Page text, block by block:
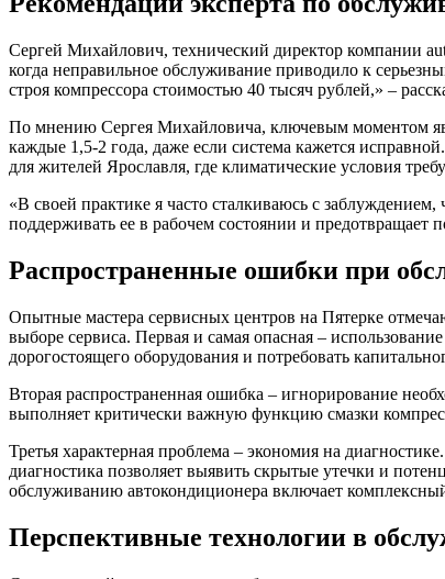
Сергей Михайлович, технический директор компании
когда неправильное обслуживание приводило к
строя компрессора стоимостью 40 тысяч рублей,» –
По мнению Сергея Михайловича, ключевым моментом
каждые 1,5-2 года, даже если система кажется
для жителей Ярославля, где климатические условия
«В своей практике я часто сталкиваюсь с
поддерживать ее в рабочем состоянии и предотвращает
Распространенные ошибки при
Опытные мастера сервисных центров на Пятерке
выборе сервиса. Первая и самая опасная –
дорогостоящего оборудования и потребовать
Вторая распространенная ошибка – игнорирование
выполняет критически важную функцию смазки
Третья характерная проблема – экономия на
диагностика позволяет выявить скрытые утечки и
обслуживанию автокондиционера включает
Перспективные технологии в